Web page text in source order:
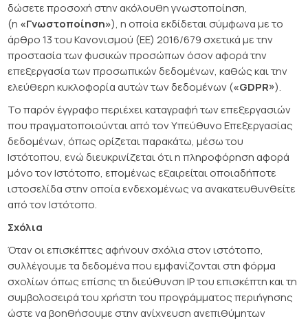
δώσετε προσοχή στην ακόλουθη γνωστοποίηση,
(η «Γνωστοποίηση»), η οποία εκδίδεται σύμφωνα με το
άρθρο 13 του Κανονισμού (ΕΕ) 2016/679 σχετικά με την
προστασία των φυσικών προσώπων όσον αφορά την
επεξεργασία των προσωπικών δεδομένων, καθώς και την
ελεύθερη κυκλοφορία αυτών των δεδομένων («GDPR»).
Το παρόν έγγραφο περιέχει καταγραφή των επεξεργασιών
που πραγματοποιούνται από τον Υπεύθυνο Επεξεργασίας
δεδομένων, όπως ορίζεται παρακάτω, μέσω του
Ιστότοπου, ενώ διευκρινίζεται ότι η πληροφόρηση αφορά
μόνο τον Ιστότοπο, επομένως εξαιρείται οποιαδήποτε
ιστοσελίδα στην οποία ενδεχομένως να ανακατευθυνθείτε
από τον Ιστότοπο.
Σχόλια
Όταν οι επισκέπτες αφήνουν σχόλια στον ιστότοπο,
συλλέγουμε τα δεδομένα που εμφανίζονται στη φόρμα
σχολίων όπως επίσης τη διεύθυνση IP του επισκέπτη και τη
συμβολοσειρά του χρήστη του προγράμματος περιήγησης
ώστε να βοηθήσουμε στην ανίχνευση ανεπιθύμητων